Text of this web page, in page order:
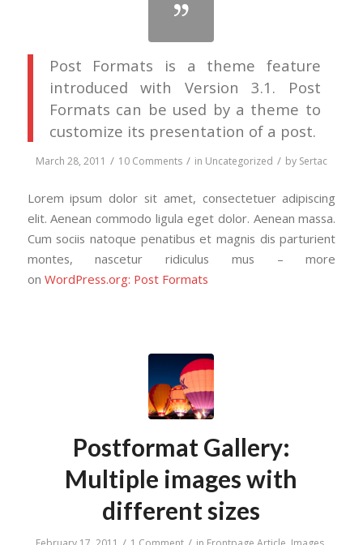
Post Formats is a theme feature
introduced with Version 3.1. Post
Formats can be used by a theme to
customize its presentation of a post.
March 28, 2011 / 10 Comments / in Uncategorized / by Sertac
Lorem ipsum dolor sit amet, consectetuer adipiscing
elit. Aenean commodo ligula eget dolor. Aenean massa.
Cum sociis natoque penatibus et magnis dis parturient
montes, nascetur ridiculus mus – more
on WordPress.org: Post Formats
Postformat Gallery:
Multiple images with
different sizes